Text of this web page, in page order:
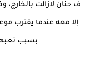
ف حنان لازالت
إلا معه عندما يقترب
بسبب